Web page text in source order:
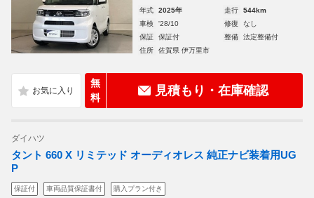
年式 2025年 走行
544km
車検
'28/10 修復
なし
保証
保証付 整備
法定整備付
住所
佐賀県 伊万里市
無
料
見積もり・在庫確認
ダイハツ
タント 660 X リミテッド オーディオレス 純正ナビ装着用UG
P
保証付 車両品質保証書付 購入プラン付き